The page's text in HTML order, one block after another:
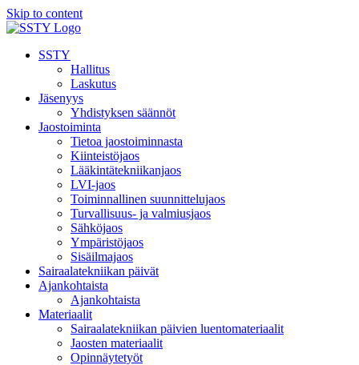
Skip to content
SSTY
Hallitus
Laskutus
Jäsenyys
Yhdistyksen säännöt
Jaostoiminta
Tietoa jaostoiminnasta
Kiinteistöjaos
Lääkintätekniikanjaos
LVI-jaos
Toiminnallinen suunnittelujaos
Turvallisuus- ja valmiusjaos
Sähköjaos
Ympäristöjaos
Sisäilmajaos
Sairaalatekniikan päivät
Ajankohtaista
Ajankohtaista
Materiaalit
Sairaalatekniikan päivien luentomateriaalit
Jaosten materiaalit
Opinnäytetyöt